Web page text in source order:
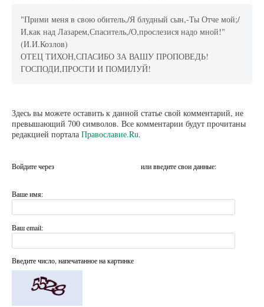
"Прими меня в свою обитель,/Я блудный сын,-Ты Отче мой;/
И,как над Лазарем,Спаситель,/О,прослезися надо мной!"
(И.И.Козлов)
ОТЕЦ ТИХОН,СПАСИБО ЗА ВАШУ ПРОПОВЕДЬ!
ГОСПОДИ,ПРОСТИ И ПОМИЛУЙ!
Здесь вы можете оставить к данной статье свой комментарий, не
превышающий 700 символов. Все комментарии будут прочитаны
редакцией портала Православие.Ru.
Войдите через или введите свои данные:
Ваше имя:
Ваш email:
Введите число, напечатанное на картинке